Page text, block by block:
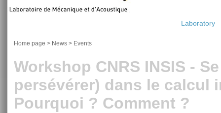
Laboratory
Home page > News > Events
Workshop CNRS INSIS -
persévérer) dans le calcul
Pourquoi ? Comment ?